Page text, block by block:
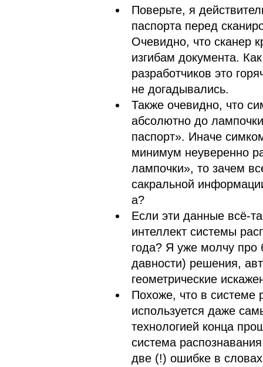
Поверьте, я
паспорта перед
Очевидно, что сканер
изгибам документа.
разработчиков это
не догадывались.
Также очевидно, что
абсолютно до
паспорт». Иначе
минимум неуверенно
лампочки», то зачем
сакральной
а?
Если эти данные всё-
интеллект системы
года? Я уже молчу про
давности) решения,
геометрические
Похоже, что в системе
используется даже
технологией конца
система
две (!) ошибке в